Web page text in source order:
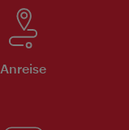
Anreise